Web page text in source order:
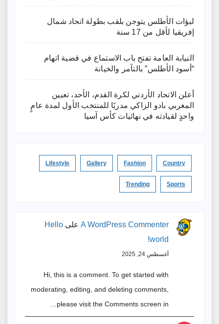
لبؤات الأطلس يتوجن بلقب بطولة اتحاد شمال
إفريقيا لأقل من 17 سنة
النيابة العامة تفتح باب الاستماع في قضية اتهام
“أسود الأطلس” بالتآمر والخيانة
أعلن الاتحاد الأردني لكرة القدم، الأحد، تعيين
المغربي بادو الزاكي مدربًا للمنتخب الأول لمدة عامٍ
واحدٍ لقيادته ​في نهائيات كأس آسيا
Country
Fashion
Gallery
Lifestyle
Sports
Trending
A WordPress Commenter على Hello
world!
أغسطس 24, 2025
Hi, this is a comment. To get started with
moderating, editing, and deleting comments,
please visit the Comments screen in…